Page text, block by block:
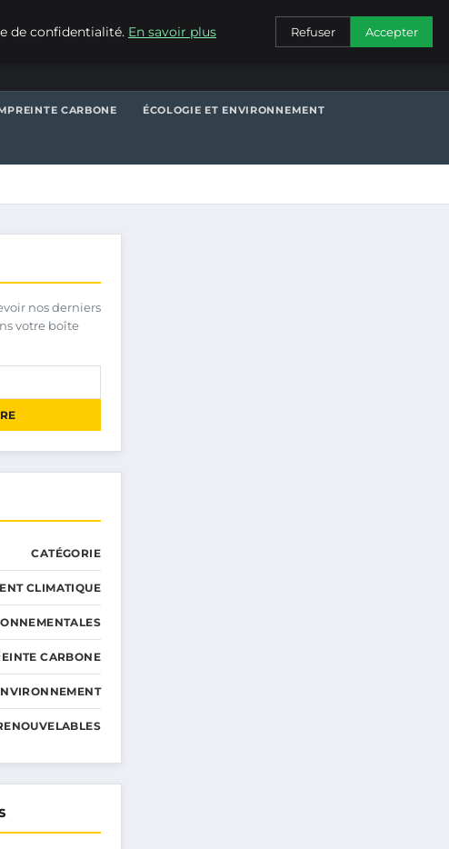
CONTACT
CARBONE ÉCOLOGIE ET ENVIRONNEMENT
nos derniers
votre boîte
CATÉGORIE
CLIMATIQUE
CARBONE
de confidentialité. En savoir plus Refuser Accepter